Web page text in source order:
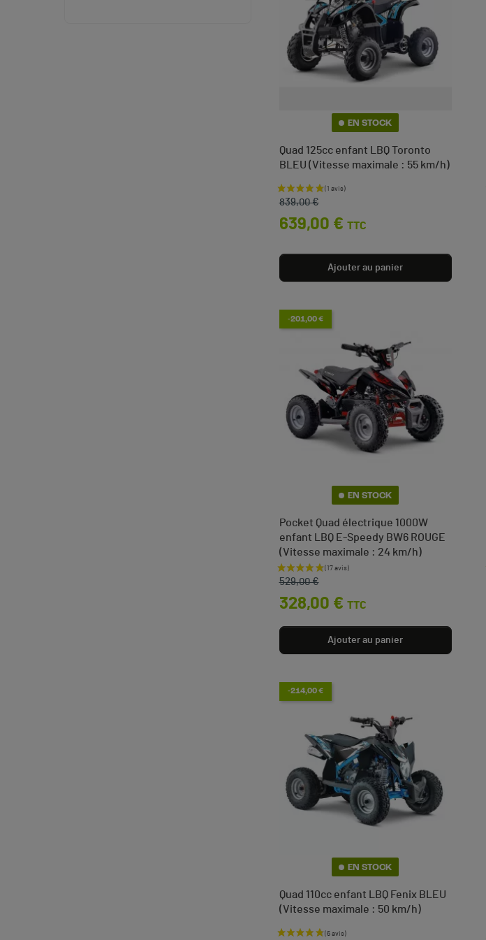
EN STOCK
Quad 125cc enfant LBQ Toronto
BLEU (Vitesse maximale : 55 km/h)
Prix de base
839,00 €
Prix
639,00 € TTC
Ajouter au panier
-201,00 €
EN STOCK
Pocket Quad électrique 1000W
enfant LBQ E-Speedy BW6 ROUGE
(Vitesse maximale : 24 km/h)
Prix de base
529,00 €
Prix
328,00 € TTC
Ajouter au panier
-214,00 €
EN STOCK
Quad 110cc enfant LBQ Fenix BLEU
(Vitesse maximale : 50 km/h)